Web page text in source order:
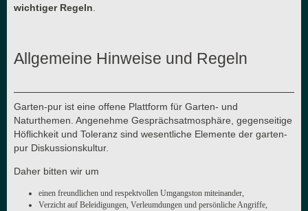
wichtiger Regeln
Allgemeine Hinweise und Regeln
Garten-pur ist eine offene Plattform für Garten- und
Naturthemen. Angenehme Gesprächsatmosphäre, gegenseitige
Höflichkeit und Toleranz sind wesentliche Elemente der garten-
pur Diskussionskultur.
Daher bitten wir um
einen freundlichen und respektvollen Umgangston miteinander,
Verzicht auf Beleidigungen, Verleumdungen und persönliche Angriffe,